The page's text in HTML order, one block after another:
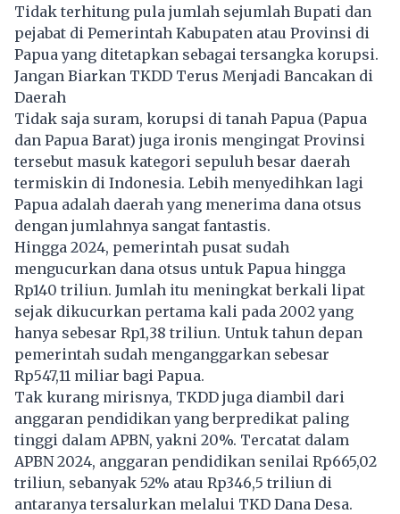
Tidak terhitung pula jumlah sejumlah Bupati dan
pejabat di Pemerintah Kabupaten atau Provinsi di
Papua yang ditetapkan sebagai tersangka korupsi.
Jangan Biarkan TKDD Terus Menjadi Bancakan di
Daerah
Tidak saja suram, korupsi di tanah Papua (Papua
dan Papua Barat) juga ironis mengingat Provinsi
tersebut masuk kategori sepuluh besar daerah
termiskin di Indonesia. Lebih menyedihkan lagi
Papua adalah daerah yang menerima dana otsus
dengan jumlahnya sangat fantastis.
Hingga 2024, pemerintah pusat sudah
mengucurkan dana otsus untuk Papua hingga
Rp140 triliun. Jumlah itu meningkat berkali lipat
sejak dikucurkan pertama kali pada 2002 yang
hanya sebesar Rp1,38 triliun. Untuk tahun depan
pemerintah sudah menganggarkan sebesar
Rp547,11 miliar bagi Papua.
Tak kurang mirisnya, TKDD juga diambil dari
anggaran pendidikan yang berpredikat paling
tinggi dalam APBN, yakni 20%. Tercatat dalam
APBN 2024, anggaran pendidikan senilai Rp665,02
triliun, sebanyak 52% atau Rp346,5 triliun di
antaranya tersalurkan melalui TKD Dana Desa.